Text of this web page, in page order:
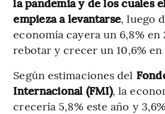
empieza a levantarse, luego
economía cayera un 6,8% en
rebotar y crecer un 10,6% en
Según estimaciones del
Internacional (FMI), la
crecería 5,8% este año y